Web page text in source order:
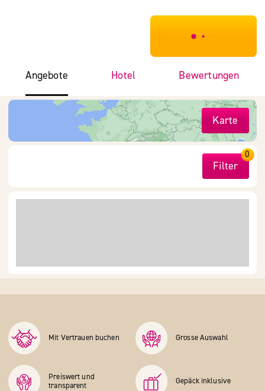
***************
Angebote Hotel Bewertungen
Karte
Filter
0
Mit Vertrauen buchen Grosse Auswahl
Preiswert und
transparent
Gepäck inklusive